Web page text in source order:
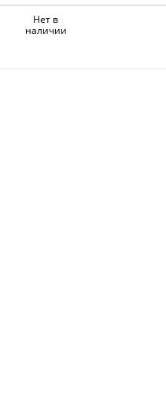
Нет в
наличии